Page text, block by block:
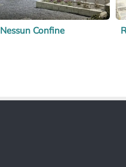
Nessun Confine